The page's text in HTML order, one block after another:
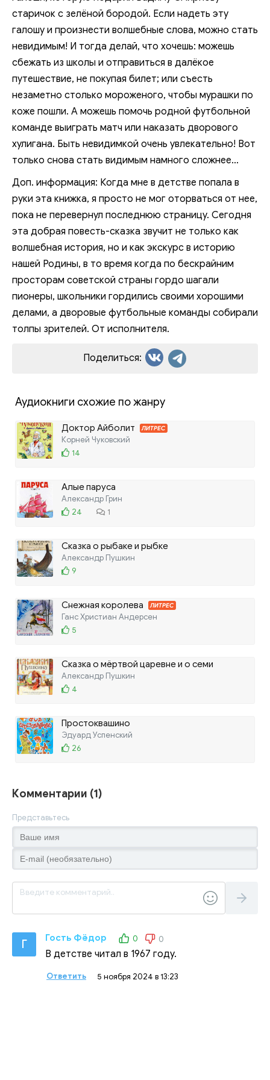
старичок с зелёной бородой. Если надеть эту
галошу и произнести волшебные слова, можно стать
невидимым! И тогда делай, что хочешь: можешь
сбежать из школы и отправиться в далёкое
путешествие, не покупая билет; или съесть
незаметно столько мороженого, чтобы мурашки по
коже пошли. А можешь помочь родной футбольной
команде выиграть матч или наказать дворового
хулигана. Быть невидимкой очень увлекательно! Вот
только снова стать видимым намного сложнее...
Доп. информация: Когда мне в детстве попала в
руки эта книжка, я просто не мог оторваться от нее,
пока не перевернул последнюю страницу. Сегодня
эта добрая повесть-сказка звучит не только как
волшебная история, но и как экскурс в историю
нашей Родины, в то время когда по бескрайним
просторам советской страны гордо шагали
пионеры, школьники гордились своими хорошими
делами, а дворовые футбольные команды собирали
толпы зрителей. От исполнителя.
Поделиться:
Аудиокниги схожие по жанру
Доктор Айболит ЛИТРЕС
Корней Чуковский
14
Алые паруса
Александр Грин
24
1
Сказка о рыбаке и рыбке
Александр Пушкин
9
Снежная королева ЛИТРЕС
Ганс Христиан Андерсен
5
Сказка о мёртвой царевне и о семи
богатырях
Александр Пушкин
4
Простоквашино
Эдуард Успенский
26
Комментарии (1)
Представьтесь
Г Гость Фёдор 0 0
В детстве читал в 1967 году.
Ответить 5 ноября 2024 в 13:23